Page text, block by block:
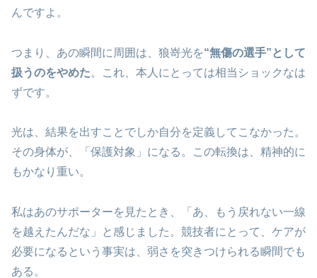
んですよ。
つまり、あの瞬間に周囲は、狼嵜光を“無傷の選手”として
扱うのをやめた。これ、本人にとっては相当ショックなは
ずです。
光は、結果を出すことでしか自分を定義してこなかった。
その身体が、「保護対象」になる。この転換は、精神的に
もかなり重い。
私はあのサポーターを見たとき、「あ、もう戻れない一線
を越えたんだな」と感じました。競技者にとって、ケアが
必要になるという事実は、弱さを突きつけられる瞬間でも
ある。